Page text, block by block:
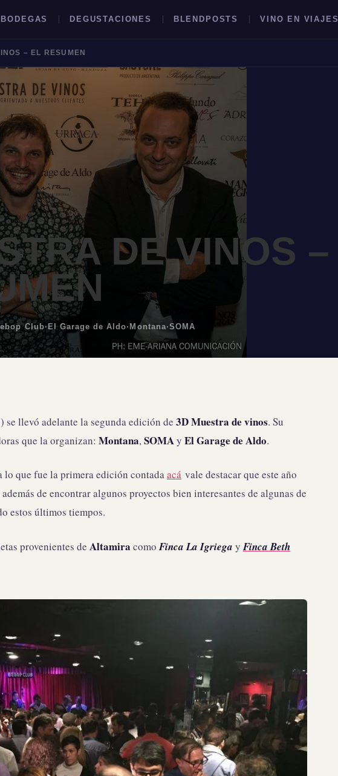
BODEGAS DEGUSTACIONES BLENDPOSTS VINO EN VIAJES
BUSCAR →
– EL RESUMEN
DE VINOS –
Club·El Garage de Aldo· Montana·SOMA
llevó adelante la segunda edición de 3D Muestra de vinos. Su
que la organizan: Montana, SOMAy El Garage de Aldo.
que fue la primera edición contadaacá vale destacar que este año
de encontrar algunos proyectos bien interesantes de algunas de
estos últimos tiempos.
provenientes de Altamira comoFinca La Igriega yFinca Beth